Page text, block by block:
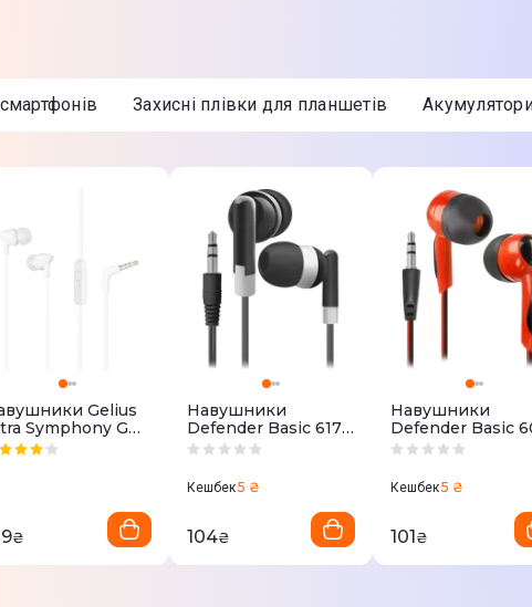
можуть змінюватися
Захисні плівки для планшетів
Gelius
Symphony GU-
(White)
₴
Навушники
Defender Basic 617
(Black) 63617
Кешбек5 ₴
104₴
Навушники
Defender Basic
(Black-Red) 63605
Кешбек5 ₴
101₴